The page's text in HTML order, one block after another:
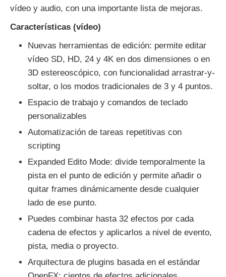
vídeo y audio, con una importante lista de mejoras.
Características (vídeo)
Nuevas herramientas de edición: permite editar
vídeo SD, HD, 24 y 4K en dos dimensiones o en
3D estereoscópico, con funcionalidad arrastrar-y-
soltar, o los modos tradicionales de 3 y 4 puntos.
Espacio de trabajo y comandos de teclado
personalizables
Automatización de tareas repetitivas con
scripting
Expanded Edito Mode: divide temporalmente la
pista en el punto de edición y permite añadir o
quitar frames dinámicamente desde cualquier
lado de ese punto.
Puedes combinar hasta 32 efectos por cada
cadena de efectos y aplicarlos a nivel de evento,
pista, media o proyecto.
Arquitectura de plugins basada en el estándar